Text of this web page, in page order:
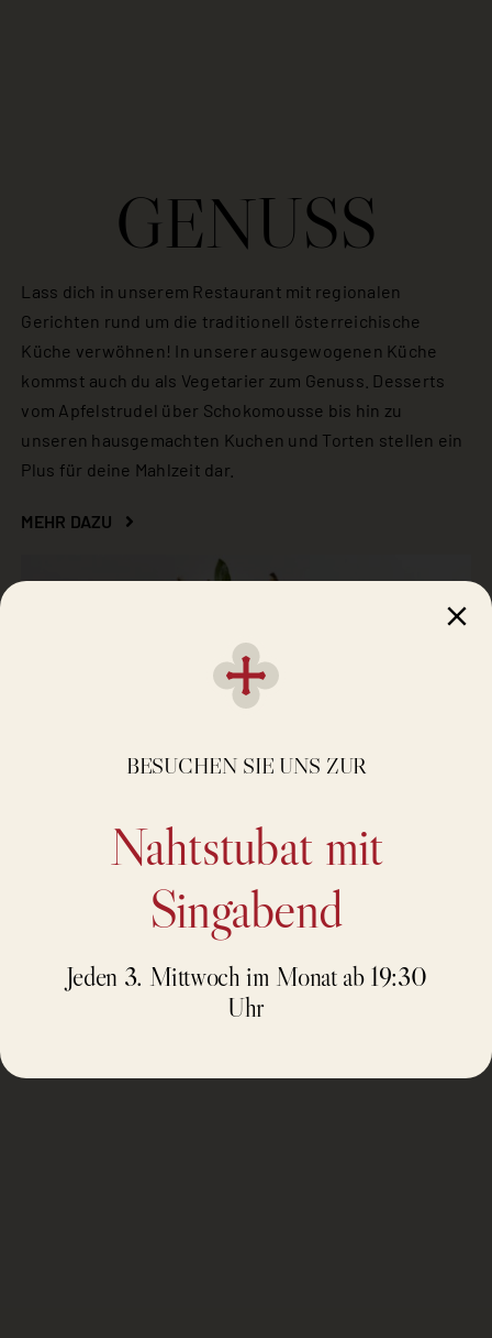
GENUSS
Lass dich in unserem Restaurant mit regionalen
Gerichten rund um die traditionell österreichische
Küche verwöhnen! In unserer ausgewogenen Küche
kommst auch du als Vegetarier zum Genuss. Desserts
vom Apfelstrudel über Schokomousse bis hin zu
unseren hausgemachten Kuchen und Torten stellen ein
Plus für deine Mahlzeit dar.
MEHR DAZU
BESUCHEN SIE UNS ZUR
Nahtstubat mit
Singabend
Jeden 3. Mittwoch im Monat ab 19:30
Uhr